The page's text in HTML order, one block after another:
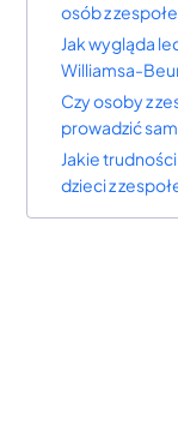
osób z
Jak wygląda
Williamsa-
Czy osoby z
prowadzić
Jakie
dzieci z